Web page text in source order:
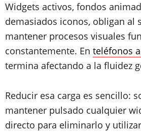
Widgets activos, fondos
demasiados iconos, obligan al
mantener procesos visuales
constantemente. En teléfonos
termina afectando a la fluidez
Reducir esa carga es sencillo:
mantener pulsado cualquier
directo para eliminarlo y